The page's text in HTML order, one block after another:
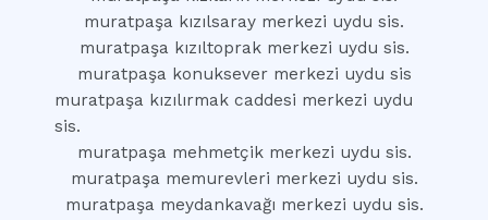
muratpaşa kızılsaray merkezi uydu sis.
muratpaşa kızıltoprak merkezi uydu sis.
muratpaşa konuksever merkezi uydu sis
muratpaşa kızılırmak caddesi merkezi uydu
sis.
muratpaşa mehmetçik merkezi uydu sis.
muratpaşa memurevleri merkezi uydu sis.
muratpaşa meydankavağı merkezi uydu sis.